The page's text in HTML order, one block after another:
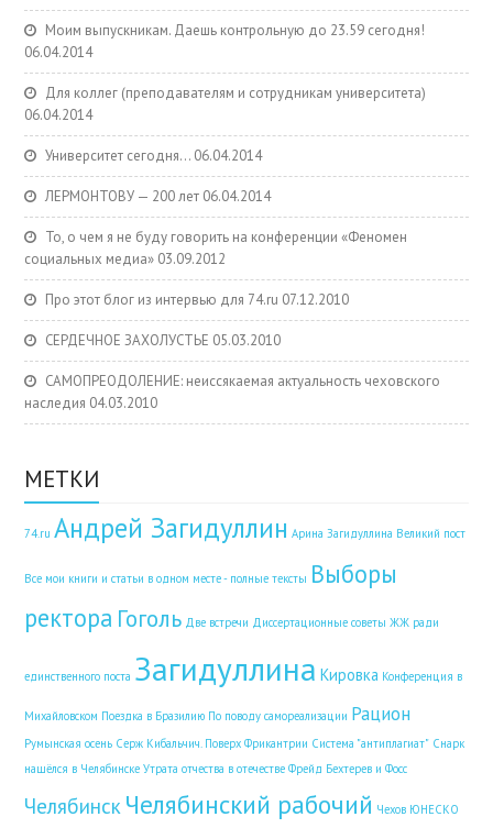
Моим выпускникам. Даешь контрольную до 23.59 сегодня!
06.04.2014
Для коллег (преподавателям и сотрудникам университета)
06.04.2014
Университет сегодня… 06.04.2014
ЛЕРМОНТОВУ — 200 лет 06.04.2014
То, о чем я не буду говорить на конференции «Феномен
социальных медиа» 03.09.2012
Про этот блог из интервью для 74.ru 07.12.2010
СЕРДЕЧНОЕ ЗАХОЛУСТЬЕ 05.03.2010
САМОПРЕОДОЛЕНИЕ: неиссякаемая актуальность чеховского
наследия 04.03.2010
МЕТКИ
74.ru Андрей Загидуллин Арина Загидуллина Великий пост
Все мои книги и статьи в одном месте - полные тексты Выборы
ректора Гоголь Две встречи Диссертационные советы ЖЖ ради
единственного поста Загидуллина Кировка Конференция в
Михайловском Поездка в Бразилию По поводу самореализации Рацион
Румынская осень Серж Кибальчич. Поверх Фрикантрии Система "антиплагиат" Снарк
нашёлся в Челябинске Утрата отчества в отечестве Фрейд Бехтерев и Фосс
Челябинск Челябинский рабочий Чехов ЮНЕСКО